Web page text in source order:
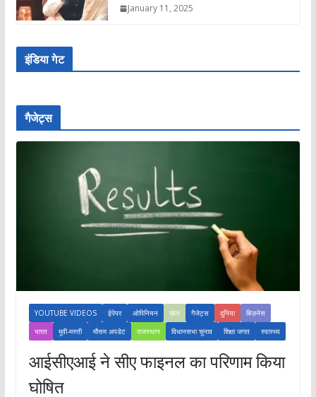
January 11, 2025
इंडिया गेट
गैजेट्स
YOUTUBE VIDEOS ईपेपर ओपिनियन खेल गैजेट्स दुनिया
बिज़नेस
भारत
मूवी-मस्ती मौसम अपडेट राजस्थान विधानसभा चुनाव शिक्षा जगत स्वास्थ्य
आईसीएआई ने सीए फाइनल का परिणाम किया
घोषित